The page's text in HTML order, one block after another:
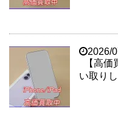
2026/
【高
い取り